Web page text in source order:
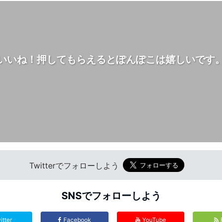
いね！押してもらえるとぽんぽこは嬉しいです。
Twitterでフォローしよう
SNSでフォローしよう
Facebook YouTube